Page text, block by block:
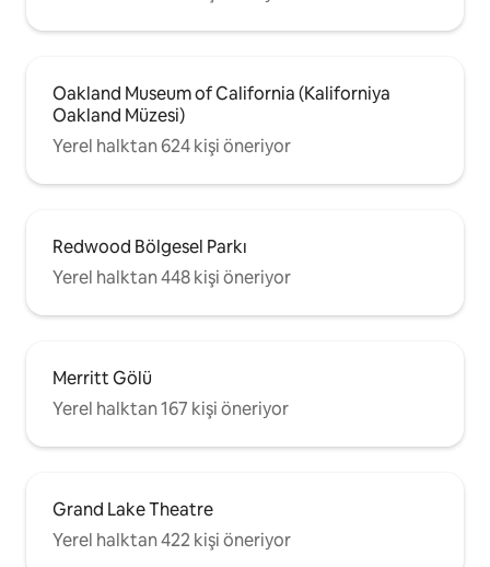
Oakland Museum of California (Kaliforniya
Oakland Müzesi)
Yerel halktan 624 kişi öneriyor
Redwood Bölgesel Parkı
Yerel halktan 448 kişi öneriyor
Merritt Gölü
Yerel halktan 167 kişi öneriyor
Grand Lake Theatre
Yerel halktan 422 kişi öneriyor